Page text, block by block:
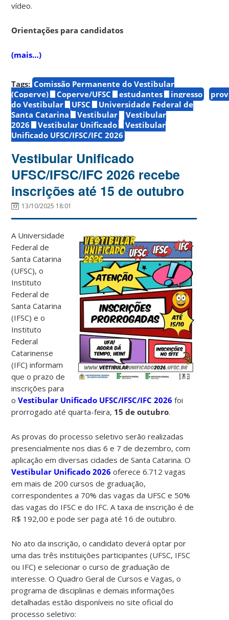
vídeo.
Orientações para candidatos
(mais…)
Tags: Comissão Permanente do Vestibular
(Coperve)
Coperve/UFSC estudantes ingresso
do Vestibular
UFSC
Universidade Federal de
Santa Catarina
Vestibular
Vestibular
2026
Vestibular Unificado
Vestibular
Unificado UFSC/IFSC/IFC 2026
Vestibular Unificado
UFSC/IFSC/IFC 2026 recebe
inscrições até 15 de outubro
13/10/2025 18:01
A Universidade
Federal de
Santa Catarina
(UFSC), o
Instituto
Federal de
Santa Catarina
(IFSC) e o
Instituto
Federal
Catarinense
(IFC) informam
que o prazo de
inscrições para
oVestibular Unificado UFSC/IFSC/IFC 2026 foi
prorrogado até quarta-feira, 15 de outubro.
As provas do processo seletivo serão realizadas
presencialmente nos dias 6 e 7 de dezembro, com
aplicação em diversas cidades de Santa Catarina. O
Vestibular Unificado 2026 oferece 6.712 vagas
em mais de 200 cursos de graduação,
correspondentes a 70% das vagas da UFSC e 50%
das vagas do IFSC e do IFC. A taxa de inscrição é de
R$ 192,00 e pode ser paga até 16 de outubro.
No ato da inscrição, o candidato deverá optar por
uma das três instituições participantes (UFSC, IFSC
ou IFC) e selecionar o curso de graduação de
interesse. O Quadro Geral de Cursos e Vagas, o
programa de disciplinas e demais informações
detalhadas estão disponíveis no site oficial do
processo seletivo: